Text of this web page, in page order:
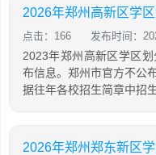
2026年郑州高新区学
点击：166 发布时间：
2023年郑州高新区学区
布信息。郑州市官方不公
据往年各校招生简章中招
2026年郑州郑东新区